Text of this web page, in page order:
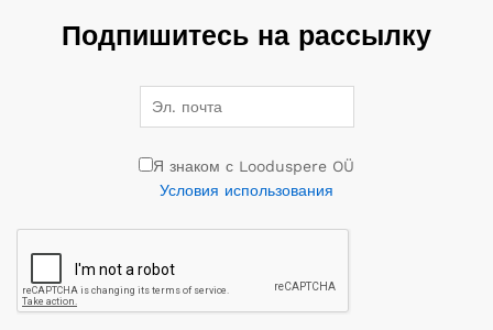
Подпишитесь на рассылку
Я знаком с Looduspere OÜ
Условия использования